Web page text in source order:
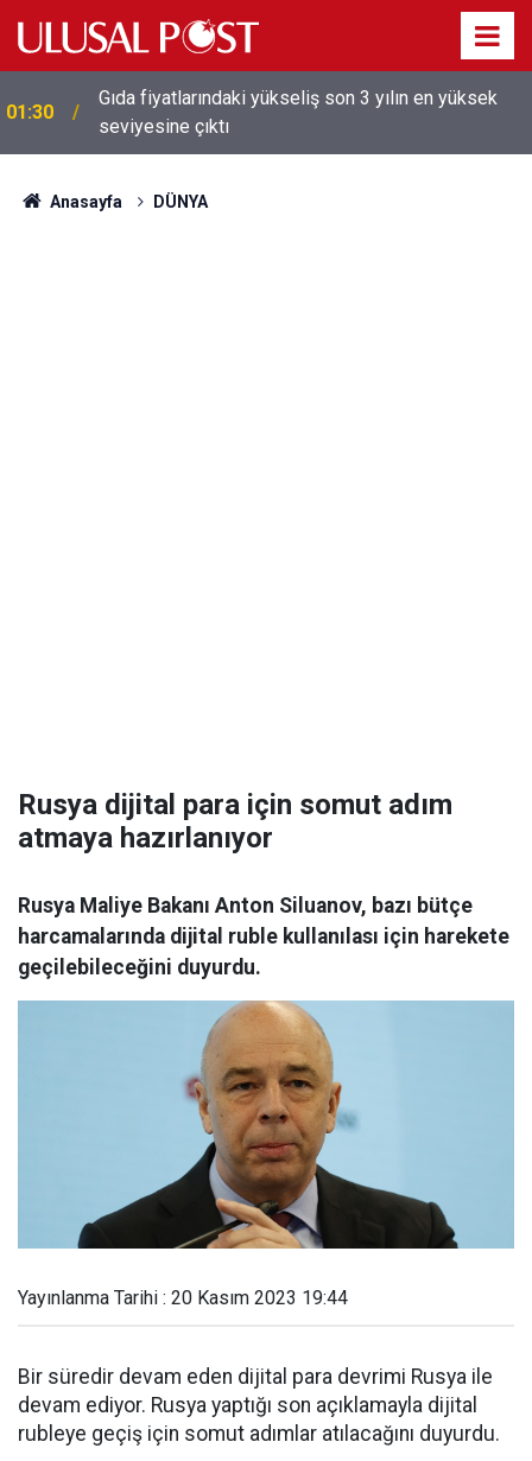
01:26
Galatasaray'dan sekiz kişi hakkında savcılığa suç
duyurusu
Anasayfa DÜNYA
Rusya dijital para için somut adım
atmaya hazırlanıyor
Rusya Maliye Bakanı Anton Siluanov, bazı bütçe
harcamalarında dijital ruble kullanılası için harekete
geçilebileceğini duyurdu.
Yayınlanma Tarihi : 20 Kasım 2023 19:44
Bir süredir devam eden dijital para devrimi Rusya ile
devam ediyor. Rusya yaptığı son açıklamayla dijital
rubleye geçiş için somut adımlar atılacağını duyurdu.